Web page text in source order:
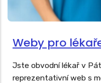
Weby pro
Jste obvodní lékař v
reprezentativní web s